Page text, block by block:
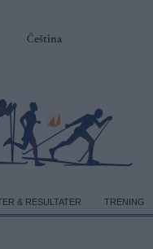
Čeština
& RESULTATER TRENING